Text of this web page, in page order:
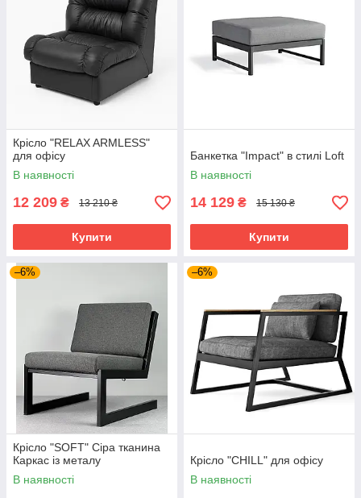
Крісло "RELAX ARMLESS"
для офісу
В наявності
12 209 ₴ 13 210 ₴
Купити
Банкетка "Impact" в стилі Loft
В наявності
14 129 ₴ 15 130 ₴
Купити
–6%
Крісло "SOFT" Сіра тканина
Каркас із металу
В наявності
–6%
Крісло "CHILL" для офісу
В наявності